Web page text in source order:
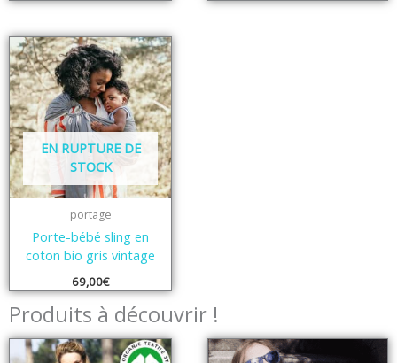
EN RUPTURE DE
STOCK
portage
Porte-bébé sling en
coton bio gris vintage
69,00€
Produits à découvrir !